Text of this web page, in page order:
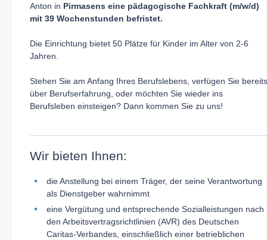
Anton in Pirmasens eine pädagogische Fachkraft (m/w/d)
mit 39 Wochenstunden befristet.
Die Einrichtung bietet 50 Plätze für Kinder im Alter von 2-6
Jahren.
Stehen Sie am Anfang Ihres Berufslebens, verfügen Sie bereits
über Berufserfahrung, oder möchten Sie wieder ins
Berufsleben einsteigen? Dann kommen Sie zu uns!
Wir bieten Ihnen:
die Anstellung bei einem Träger, der seine Verantwortung
als Dienstgeber wahrnimmt
eine Vergütung und entsprechende Sozialleistungen nach
den Arbeitsvertragsrichtlinien (AVR) des Deutschen
Caritas-Verbandes, einschließlich einer betrieblichen